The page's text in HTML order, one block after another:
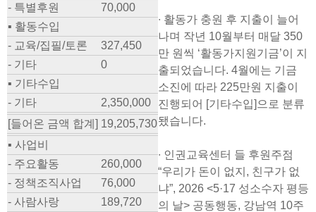
- 특별후원
70,000
▪ 활동수입
- 교육/집필/토론
327,450
- 기타
0
▪ 기타수입
- 기타
2,350,000
[들어온 금액 합계] 19,205,730
▪ 사업비
- 주요활동
260,000
- 정책조직사업
76,000
- 사람사랑
189,720
∙ 활동가 충원 후 지출이 늘어
나며 작년 10월부터 매달 350
만 원씩 ‘활동가지원기금’이 지
출되었습니다. 4월에는 기금
소진에 따라 225만원 지출이
진행되어 [기타수입]으로 분류
됐습니다.
∙ 인권교육센터 들 후원주점
“우리가 돈이 없지, 친구가 없
냐”, 2026 <5·17 성소수자 평등
의 날> 공동행동, 강남역 10주